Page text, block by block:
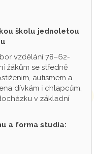
školu jednoletou
vzdělání 78–62-
žákům se středně
autismem a
dívkám i chlapcům,
v základní
a forma studia: